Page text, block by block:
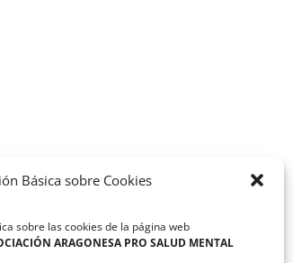
Básica sobre Cookies
sobre las cookies de la página web
ARAGONESA PRO SALUD MENTAL